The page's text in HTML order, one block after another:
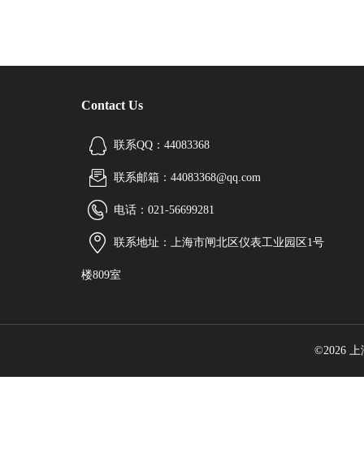
Contact Us
联系QQ：44083368
联系邮箱：44083368@qq.com
电话：021-56699281
联系地址：上海市闸北区仪表工业园区1号
楼809室
©2026